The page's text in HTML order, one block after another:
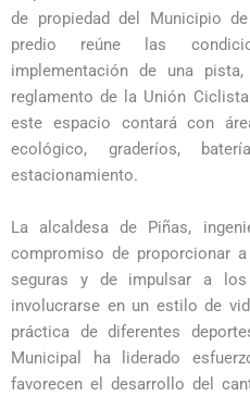
de propiedad del Municipio
predio reúne las
implementación de una
reglamento de la Unión
este espacio contará con
ecológico, graderíos,
estacionamiento.
La alcaldesa de Piñas,
compromiso de proporcionar
seguras y de impulsar a
involucrarse en un estilo de
práctica de diferentes
Municipal ha liderado
favorecen el desarrollo del